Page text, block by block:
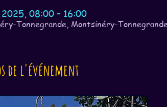
2025, 08:00 – 16:00
Tonnegrande, Montsinéry-
de l'événement